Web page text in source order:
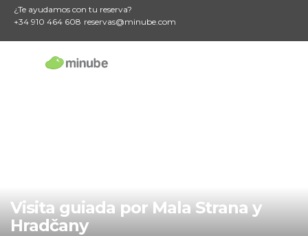
¿Te ayudamos con tu reserva?
+34 910 464 608 reservas@minube.com
Visita guiada por Mala Strana y
Hradčany